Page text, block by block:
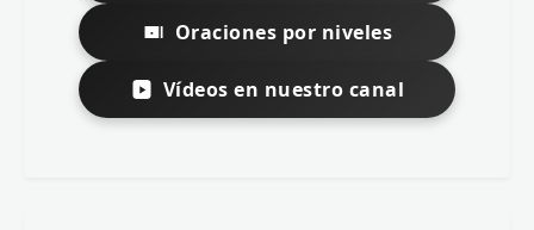
Oraciones por niveles
Vídeos en nuestro canal